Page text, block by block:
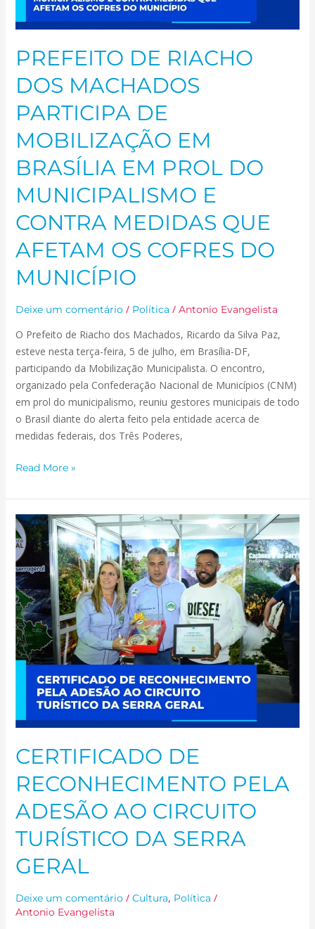
PREFEITO DE RIACHO
DOS MACHADOS
PARTICIPA DE
MOBILIZAÇÃO EM
BRASÍLIA EM PROL DO
MUNICIPALISMO E
CONTRA MEDIDAS QUE
AFETAM OS COFRES DO
MUNICÍPIO
Deixe um comentário / Política / Antonio Evangelista
O Prefeito de Riacho dos Machados, Ricardo da Silva Paz,
esteve nesta terça-feira, 5 de julho, em Brasília-DF,
participando da Mobilização Municipalista. O encontro,
organizado pela Confederação Nacional de Municípios (CNM)
em prol do municipalismo, reuniu gestores municipais de todo
o Brasil diante do alerta feito pela entidade acerca de
medidas federais, dos Três Poderes,
PROL
DO
E
CONTRA
MEDIDAS
QUE
OS
COFRES
DO
MUNICÍPIO
Read More »
CERTIFICADO DE
RECONHECIMENTO PELA
ADESÃO AO CIRCUITO
TURÍSTICO DA SERRA
GERAL
Deixe um comentário / Cultura, Política /
Antonio Evangelista
CERTIFICADO
DE
RECONHECIMENTO
PELA
ADESÃO
AO
CIRCUITO
TURÍSTICO
DA
SERRA
GERAL